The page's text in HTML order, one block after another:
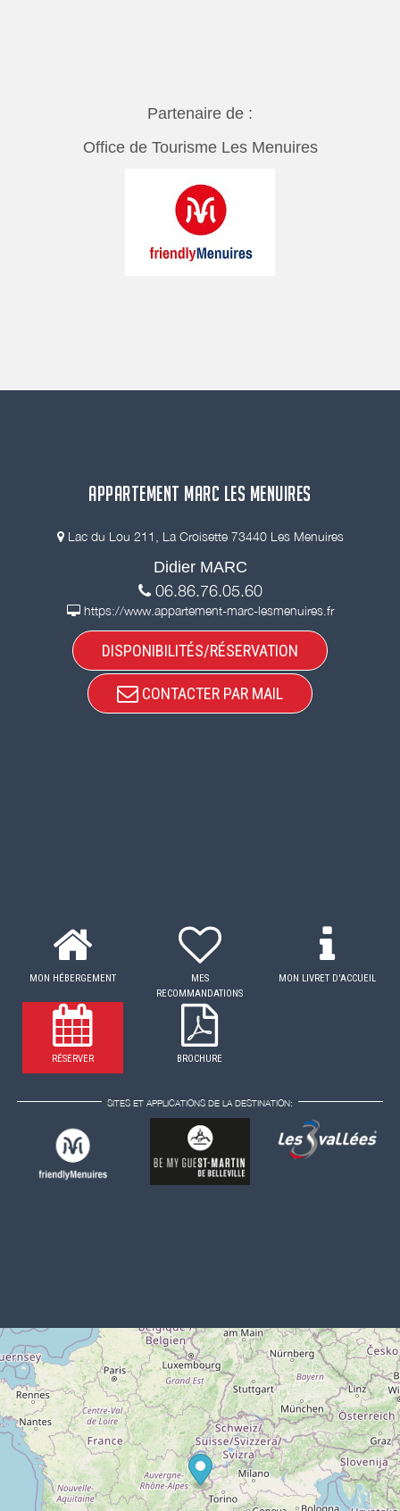
Partenaire de :
Office de Tourisme Les Menuires
APPARTEMENT MARC LES MENUIRES
Lac du Lou 211, La Croisette 73440 Les Menuires
Didier MARC
06.86.76.05.60
https://www.appartement-marc-lesmenuires.fr
DISPONIBILITÉS/RÉSERVATION
CONTACTER PAR MAIL
MON HÉBERGEMENT
MES
RECOMMANDATIONS
MON LIVRET D'ACCUEIL
RÉSERVER BROCHURE
SITES ET APPLICATIONS DE LA DESTINATION: